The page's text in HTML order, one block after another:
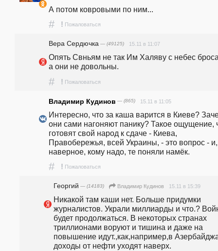
А потом ковровыми по ним...
# ! Пожаловаться
Вера Сердючка — (49125) 15.11 в 11:07
Опять Свньям не так Им Халяву с небес
а они не довольны.
# ! Пожаловаться
Владимир Кудинов — (865) 15.11 в 11:05
Интересно, что за каша варится в Киеве?
они сами нагоняют панику? Такое ощущение,
готовят свой народ к сдаче - Киева,
Правобережья, всей Украины, - это вопрос - и,
наверное, кому надо, те поняли намёк.
# ! Пожаловаться
Георгий — (14183) Владимир Кудинов 15.11 в 15:39
Никакой там каши нет. Больше придумки
журналистов. Украли миллиарды и что.?
будет продолжаться. В некоторых странах
триллионами воруют и тишина и даже на
повышение идут.,как,например,в
доходы от нефти уходят наверх.